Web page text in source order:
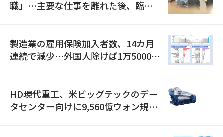
職」…主要な仕事を離れた後、臨時
製造業の雇用保険加入者数、14カ月
連続で減少…外国人除けば1万5000人
HD現代重工、米ビッグテックのデー
タセンター向けに9,560億ウォン規模